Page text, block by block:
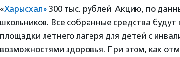
«Харысхал» 300 тыс. рублей. Акцию, по
школьников. Все собранные средства
площадки летнего лагеря для детей с
возможностями здоровья. При этом, как